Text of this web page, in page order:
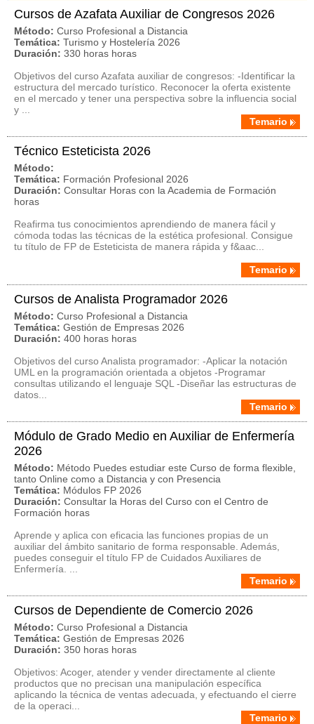
Cursos de Azafata Auxiliar de Congresos 2026
Método: Curso Profesional a Distancia
Temática: Turismo y Hostelería 2026
Duración: 330 horas horas
Objetivos del curso Azafata auxiliar de congresos: -Identificar la
estructura del mercado turístico. Reconocer la oferta existente
en el mercado y tener una perspectiva sobre la influencia social
y ...
Temario
Técnico Esteticista 2026
Método:
Temática: Formación Profesional 2026
Duración: Consultar Horas con la Academia de Formación
horas
Reafirma tus conocimientos aprendiendo de manera fácil y
cómoda todas las técnicas de la estética profesional. Consigue
tu título de FP de Esteticista de manera rápida y f&aac...
Temario
Cursos de Analista Programador 2026
Método: Curso Profesional a Distancia
Temática: Gestión de Empresas 2026
Duración: 400 horas horas
Objetivos del curso Analista programador: -Aplicar la notación
UML en la programación orientada a objetos -Programar
consultas utilizando el lenguaje SQL -Diseñar las estructuras de
datos...
Temario
Módulo de Grado Medio en Auxiliar de Enfermería
2026
Método: Método Puedes estudiar este Curso de forma flexible,
tanto Online como a Distancia y con Presencia
Temática: Módulos FP 2026
Duración: Consultar la Horas del Curso con el Centro de
Formación horas
Aprende y aplica con eficacia las funciones propias de un
auxiliar del ámbito sanitario de forma responsable. Además,
puedes conseguir el título FP de Cuidados Auxiliares de
Enfermería. ...
Temario
Cursos de Dependiente de Comercio 2026
Método: Curso Profesional a Distancia
Temática: Gestión de Empresas 2026
Duración: 350 horas horas
Objetivos: Acoger, atender y vender directamente al cliente
productos que no precisan una manipulación específica
aplicando la técnica de ventas adecuada, y efectuando el cierre
de la operaci...
Temario